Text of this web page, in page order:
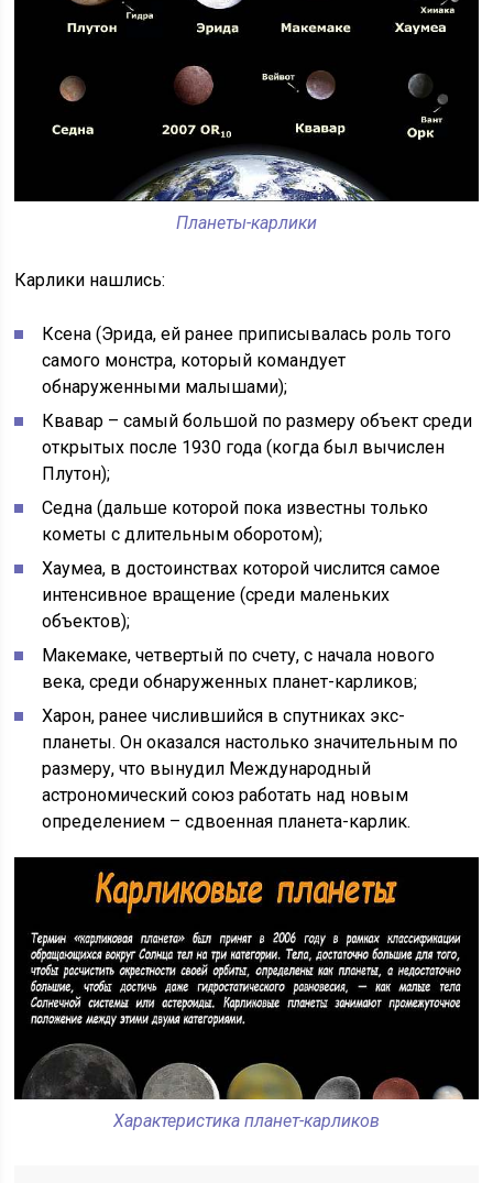
Планеты-карлики
Карлики нашлись:
Ксена (Эрида, ей ранее приписывалась роль того
самого монстра, который командует
обнаруженными малышами);
Квавар – самый большой по размеру объект среди
открытых после 1930 года (когда был вычислен
Плутон);
Седна (дальше которой пока известны только
кометы с длительным оборотом);
Хаумеа, в достоинствах которой числится самое
интенсивное вращение (среди маленьких
объектов);
Макемаке, четвертый по счету, с начала нового
века, среди обнаруженных планет-карликов;
Харон, ранее числившийся в спутниках экс-
планеты. Он оказался настолько значительным по
размеру, что вынудил Международный
астрономический союз работать над новым
определением – сдвоенная планета-карлик.
Характеристика планет-карликов